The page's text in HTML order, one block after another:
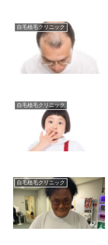
自毛植毛クリニック
自毛植毛クリニック
自毛植毛クリニック